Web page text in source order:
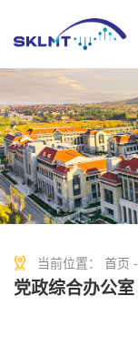
当前位置： 首页 -
党政综合办公室